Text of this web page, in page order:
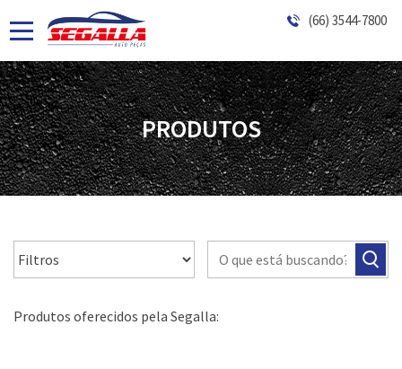
(66) 3544-7800
PRODUTOS
Produtos oferecidos pela Segalla: